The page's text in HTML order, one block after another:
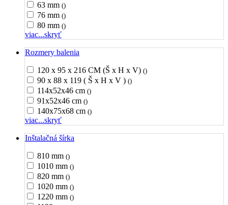
63 mm ()
76 mm ()
80 mm ()
viac...skryť
Rozmery balenia
120 x 95 x 216 CM (Š x H x V) ()
90 x 88 x 119 ( Š x H x V ) ()
114x52x46 cm ()
91x52x46 cm ()
140x75x68 cm ()
viac...skryť
Inštalačná šírka
810 mm ()
1010 mm ()
820 mm ()
1020 mm ()
1220 mm ()